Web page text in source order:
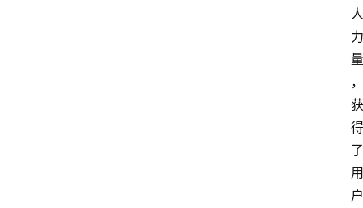
人
力
量
，
获
得
了
用
户